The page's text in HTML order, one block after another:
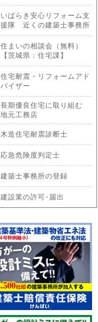
いばらき安心リフォーム支
援隊 近くの建築士事務所
住まいの相談会（無料）
【茨城県：住宅課】
住宅耐震・リフォームアド
バイザー
長期優良住宅に取り組む
地元工務店
木造住宅耐震診断士
応急危険度判定士
建築士事務所の登録
建設業の許可･届出